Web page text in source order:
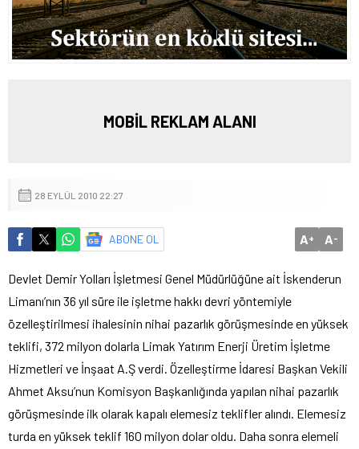
MOBİL REKLAM ALANI
28 EYLÜL 2010 22:27
ABONE OL A+ A-
Devlet Demir Yolları İşletmesi Genel Müdürlüğüne ait İskenderun
Limanı’nın 36 yıl süre ile işletme hakkı devri yöntemiyle
özelleştirilmesi ihalesinin nihai pazarlık görüşmesinde en yüksek
teklifi, 372 milyon dolarla Limak Yatırım Enerji Üretim İşletme
Hizmetleri ve İnşaat A.Ş verdi. Özelleştirme İdaresi Başkan Vekili
Ahmet Aksu’nun Komisyon Başkanlığında yapılan nihai pazarlık
görüşmesinde ilk olarak kapalı elemesiz teklifler alındı. Elemesiz
turda en yüksek teklif 160 milyon dolar oldu. Daha sonra elemeli